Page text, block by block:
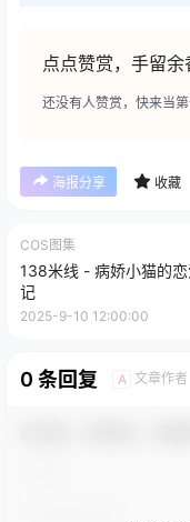
点点赞赏，手留余
还没有人赞赏，快来当第
海报分享 收藏
COS图集
138米线 - 病娇小猫的恋
记
2025-9-10 12:00:00
0 条回复 A 文章作者